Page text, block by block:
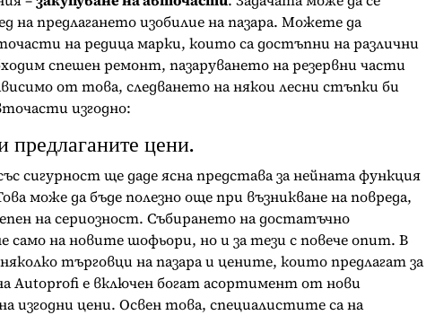
на предлагането изобилие на пазара. Можете да
на редица марки, които са достъпни на различни
спешен ремонт, пазаруването на резервни части
от това, следването на някои лесни стъпки би
изгодно:
предлаганите цени.
сигурност ще даде ясна представа за нейната функция
може да бъде полезно още при възникване на повреда,
на сериозност. Събирането на достатъчно
само на новите шофьори, но и за тези с повече опит. В
търговци на пазара и цените, които предлагат за
Autoprofi е включен богат асортимент от нови
изгодни цени. Освен това, специалистите са на